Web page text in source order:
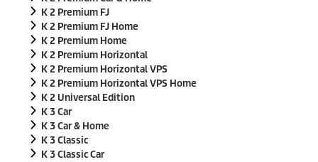
K 2 Premium FJ
K 2 Premium FJ Home
K 2 Premium Home
K 2 Premium Horizontal
K 2 Premium Horizontal VPS
K 2 Premium Horizontal VPS Home
K 2 Universal Edition
K 3 Car
K 3 Car & Home
K 3 Classic
K 3 Classic Car